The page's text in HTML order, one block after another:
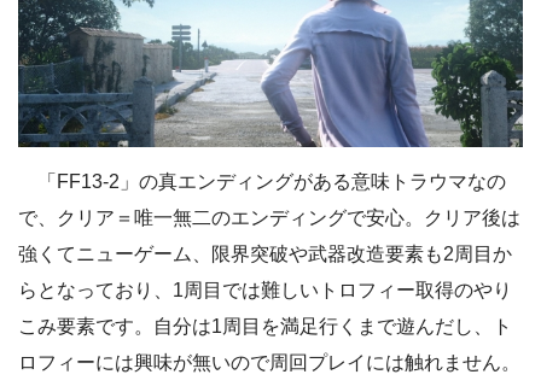
「FF13-2」の真エンディングがある意味トラウマなの
で、クリア＝唯一無二のエンディングで安心。クリア後は
強くてニューゲーム、限界突破や武器改造要素も2周目か
らとなっており、1周目では難しいトロフィー取得のやり
こみ要素です。自分は1周目を満足行くまで遊んだし、ト
ロフィーには興味が無いので周回プレイには触れません。